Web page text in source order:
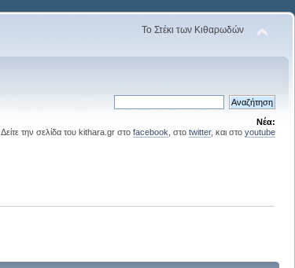
Το Στέκι των Κιθαρωδών
Νέα:
Δείτε την σελίδα του kithara.gr στο facebook , στο twitter, και στο youtube